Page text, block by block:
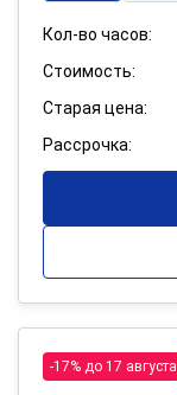
Кол-во часов:
Стоимость:
Старая цена:
Рассрочка:
-17% до 17 августа